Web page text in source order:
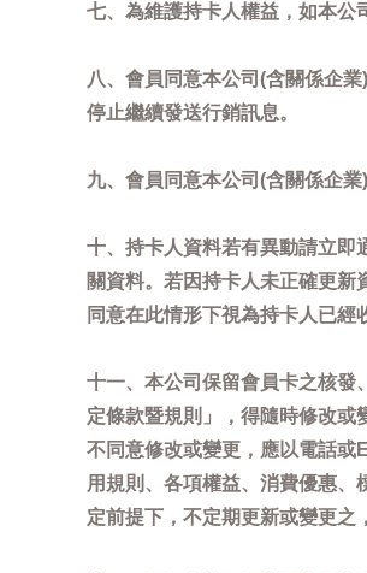
七、為維護持卡人權益，如本公
八、會員同意本公司(含關係企
停止繼續發送行銷訊息。
九、會員同意本公司(含關係企
十、持卡人資料若有異動請立即
關資料。若因持卡人未正確更
同意在此情形下視為持卡人已經
十一、本公司保留會員卡之核發
定條款暨規則」，得隨時修改或
不同意修改或變更，應以電話或
用規則、各項權益、消費優惠
定前提下，不定期更新或變更之